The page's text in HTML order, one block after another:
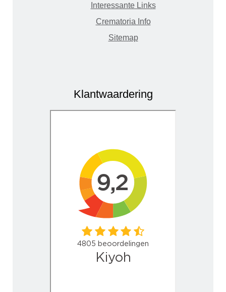
Interessante Links
Crematoria Info
Sitemap
Klantwaardering